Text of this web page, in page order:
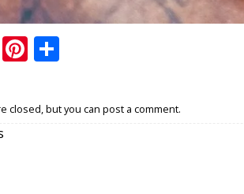
Messenger
Pinterest
closed, but you can post a comment.